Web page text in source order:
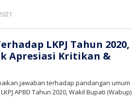
tv
LKPJ Tahun 2020,
Apresiasi Kritikan &
jawaban terhadap pandangan umum
APBD Tahun 2020, Wakil Bupati (Wabup)